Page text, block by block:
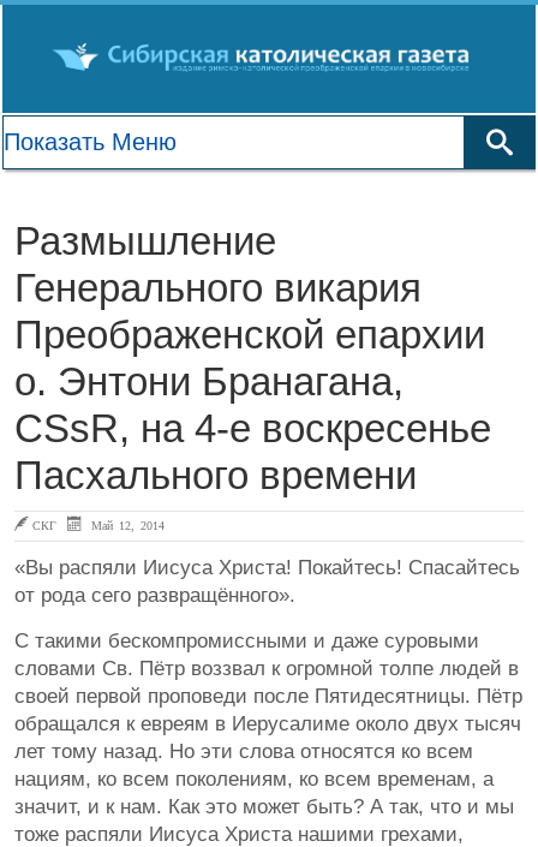
Размышление
Генерального викария
Преображенской епархии
о. Энтони Бранагана,
CSsR, на 4-е воскресенье
Пасхального времени
СКГ Май 12, 2014
«Вы распяли Иисуса Христа! Покайтесь! Спасайтесь
от рода сего развращённого».
С такими бескомпромиссными и даже суровыми
словами Св. Пётр воззвал к огромной толпе людей в
своей первой проповеди после Пятидесятницы. Пётр
обращался к евреям в Иерусалиме около двух тысяч
лет тому назад. Но эти слова относятся ко всем
нациям, ко всем поколениям, ко всем временам, а
значит, и к нам. Как это может быть? А так, что и мы
тоже распяли Иисуса Христа нашими грехами,